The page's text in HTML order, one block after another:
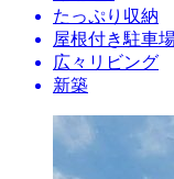
たっぷり収納
屋根付き駐車
広々リビング
新築